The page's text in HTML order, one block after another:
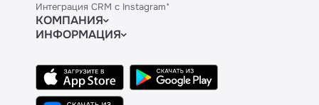
Интеграция CRM с Instagram*
КОМПАНИЯ
Блог
Контакты
Политики и соглашения
Сведения об ИТ-деятельности
ИНФОРМАЦИЯ
Техническим партнерам
Тарифы
API